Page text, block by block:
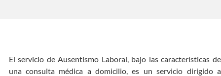
El servicio de Ausentismo Laboral, bajo las características de
una consulta médica a domicilio, es un servicio dirigido a